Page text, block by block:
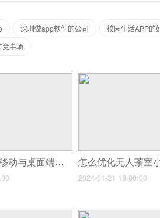
深圳做app软件的公司
校园生活APP的
意事项
小程序网页版/移动与桌面端的无缝衔接
2024-01-21 18:00:00